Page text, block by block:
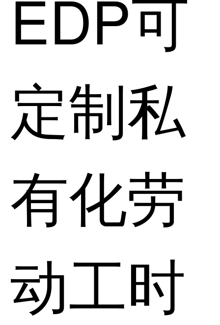
EDP可
定制私
有化劳
动工时